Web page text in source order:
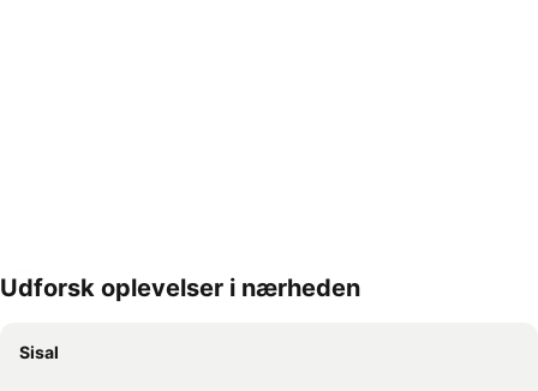
Udvid kort
Udforsk oplevelser i nærheden
Sisal